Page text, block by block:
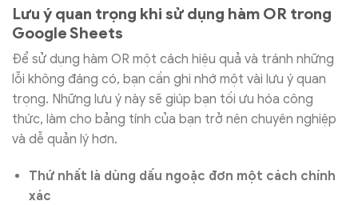
Lưu ý quan trọng khi sử dụng hàm OR trong
Google Sheets
Để sử dụng hàm OR một cách hiệu quả và tránh những
lỗi không đáng có, bạn cần ghi nhớ một vài lưu ý quan
trọng. Những lưu ý này sẽ giúp bạn tối ưu hóa công
thức, làm cho bảng tính của bạn trở nên chuyên nghiệp
và dễ quản lý hơn.
Thứ nhất là dùng dấu ngoặc đơn một cách chính
xác